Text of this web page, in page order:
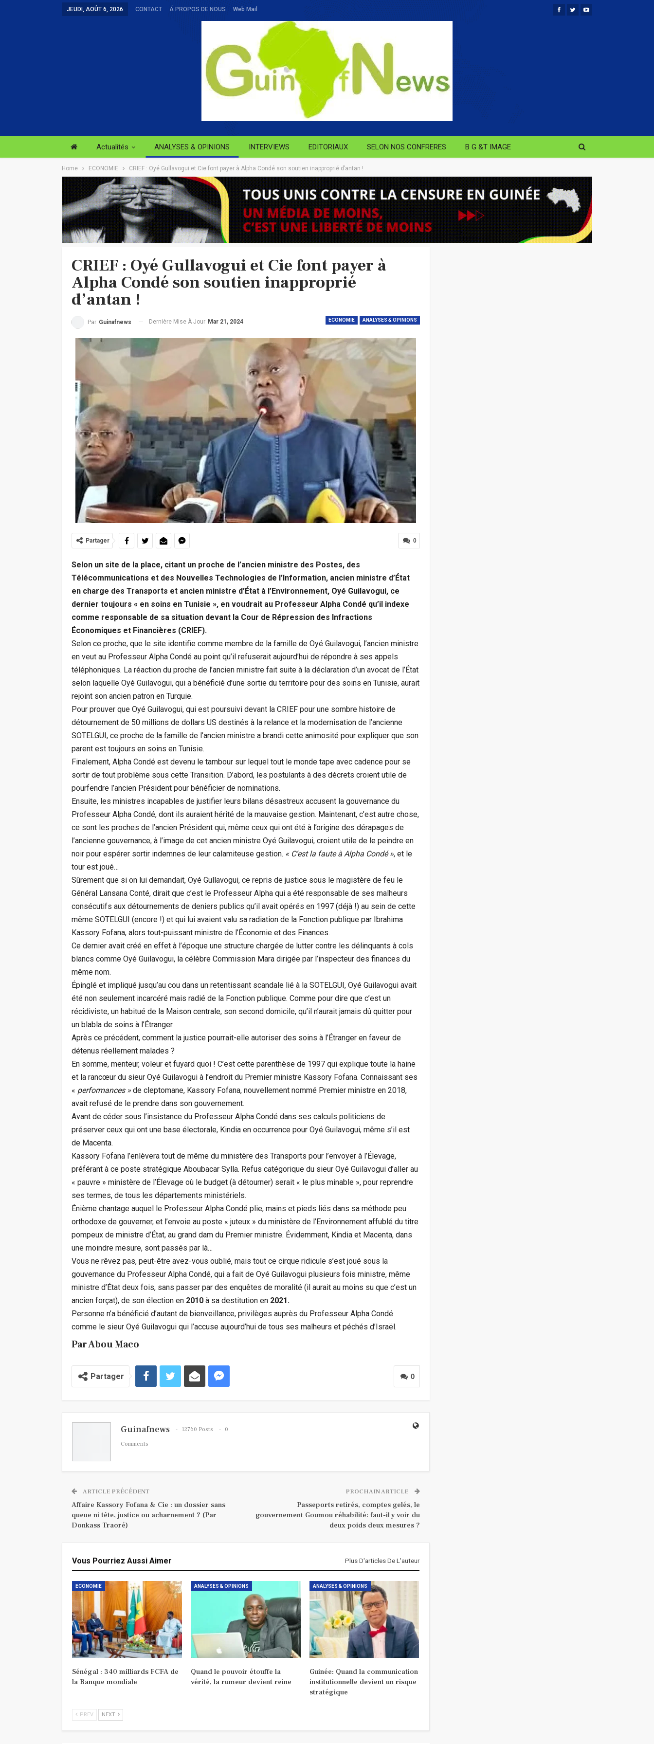
JEUDI, AOÛT 6, 2026 CONTACT Á PROPOS DE NOUS Web Mail
Actualités ANALYSES & OPINIONS INTERVIEWS EDITORIAUX SELON NOS CONFRERES B G &T IMAGE
Home ECONOMIE CRIEF : Oyé Gullavogui et Cie font payer à Alpha Condé son soutien inapproprié d’antan !
CRIEF : Oyé Gullavogui et Cie font payer à
Alpha Condé son soutien inapproprié
d’antan !
ECONOMIE ANALYSES & OPINIONS
Par Guinafnews Dernière Mise À Jour Mar 21, 2024
0
Partager
Selon un site de la place, citant un proche de l’ancien ministre des Postes, des
Télécommunications et des Nouvelles Technologies de l’Information, ancien ministre d’État
en charge des Transports et ancien ministre d’État à l’Environnement, Oyé Guilavogui, ce
dernier toujours « en soins en Tunisie », en voudrait au Professeur Alpha Condé qu’il indexe
comme responsable de sa situation devant la Cour de Répression des Infractions
Économiques et Financières (CRIEF).
Selon ce proche, que le site identifie comme membre de la famille de Oyé Guilavogui, l’ancien ministre
en veut au Professeur Alpha Condé au point qu’il refuserait aujourd’hui de répondre à ses appels
téléphoniques. La réaction du proche de l’ancien ministre fait suite à la déclaration d’un avocat de l’État
selon laquelle Oyé Guilavogui, qui a bénéficié d’une sortie du territoire pour des soins en Tunisie, aurait
rejoint son ancien patron en Turquie.
Pour prouver que Oyé Guilavogui, qui est poursuivi devant la CRIEF pour une sombre histoire de
détournement de 50 millions de dollars US destinés à la relance et la modernisation de l’ancienne
SOTELGUI, ce proche de la famille de l’ancien ministre a brandi cette animosité pour expliquer que son
parent est toujours en soins en Tunisie.
Finalement, Alpha Condé est devenu le tambour sur lequel tout le monde tape avec cadence pour se
sortir de tout problème sous cette Transition. D’abord, les postulants à des décrets croient utile de
pourfendre l’ancien Président pour bénéficier de nominations.
Ensuite, les ministres incapables de justifier leurs bilans désastreux accusent la gouvernance du
Professeur Alpha Condé, dont ils auraient hérité de la mauvaise gestion. Maintenant, c’est autre chose,
ce sont les proches de l’ancien Président qui, même ceux qui ont été à l’origine des dérapages de
l’ancienne gouvernance, à l’image de cet ancien ministre Oyé Guilavogui, croient utile de le peindre en
noir pour espérer sortir indemnes de leur calamiteuse gestion. « C’est la faute à Alpha Condé », et le
tour est joué…
Sûrement que si on lui demandait, Oyé Gullavogui, ce repris de justice sous le magistère de feu le
Général Lansana Conté, dirait que c’est le Professeur Alpha qui a été responsable de ses malheurs
consécutifs aux détournements de deniers publics qu’il avait opérés en 1997 (déjà !) au sein de cette
même SOTELGUI (encore !) et qui lui avaient valu sa radiation de la Fonction publique par Ibrahima
Kassory Fofana, alors tout-puissant ministre de l’Économie et des Finances.
Ce dernier avait créé en effet à l’époque une structure chargée de lutter contre les délinquants à cols
blancs comme Oyé Guilavogui, la célèbre Commission Mara dirigée par l’inspecteur des finances du
même nom.
Épinglé et impliqué jusqu’au cou dans un retentissant scandale lié à la SOTELGUI, Oyé Guilavogui avait
été non seulement incarcéré mais radié de la Fonction publique. Comme pour dire que c’est un
récidiviste, un habitué de la Maison centrale, son second domicile, qu’il n’aurait jamais dû quitter pour
un blabla de soins à l’Étranger.
Après ce précédent, comment la justice pourrait-elle autoriser des soins à l’Étranger en faveur de
détenus réellement malades ?
En somme, menteur, voleur et fuyard quoi ! C’est cette parenthèse de 1997 qui explique toute la haine
et la rancœur du sieur Oyé Guilavogui à l’endroit du Premier ministre Kassory Fofana. Connaissant ses
« performances » de cleptomane, Kassory Fofana, nouvellement nommé Premier ministre en 2018,
avait refusé de le prendre dans son gouvernement.
Avant de céder sous l’insistance du Professeur Alpha Condé dans ses calculs politiciens de
préserver ceux qui ont une base électorale, Kindia en occurrence pour Oyé Guilavogui, même s’il est
de Macenta.
Kassory Fofana l’enlèvera tout de même du ministère des Transports pour l’envoyer à l’Élevage,
préférant à ce poste stratégique Aboubacar Sylla. Refus catégorique du sieur Oyé Guilavogui d’aller au
« pauvre » ministère de l’Élevage où le budget (à détourner) serait « le plus minable », pour reprendre
ses termes, de tous les départements ministériels.
Énième chantage auquel le Professeur Alpha Condé plie, mains et pieds liés dans sa méthode peu
orthodoxe de gouverner, et l’envoie au poste « juteux » du ministère de l’Environnement affublé du titre
pompeux de ministre d’État, au grand dam du Premier ministre. Évidemment, Kindia et Macenta, dans
une moindre mesure, sont passés par là…
Vous ne rêvez pas, peut-être avez-vous oublié, mais tout ce cirque ridicule s’est joué sous la
gouvernance du Professeur Alpha Condé, qui a fait de Oyé Guilavogui plusieurs fois ministre, même
ministre d’État deux fois, sans passer par des enquêtes de moralité (il aurait au moins su que c’est un
ancien forçat), de son élection en 2010 à sa destitution en 2021.
Personne n’a bénéficié d’autant de bienveillance, privilèges auprès du Professeur Alpha Condé
comme le sieur Oyé Guilavogui qui l’accuse aujourd’hui de tous ses malheurs et péchés d’Israël.
Par Abou Maco
0
Partager
Guinafnews 12760 Posts
0
Comments
ARTICLE PRÉCÉDENT
Affaire Kassory Fofana & Cie : un dossier sans
queue ni tête, justice ou acharnement ? (Par
Donkass Traoré)
PROCHAIN ARTICLE
Passeports retirés, comptes gelés, le
gouvernement Goumou réhabilité: faut-il y voir du
deux poids deux mesures ?
Vous Pourriez Aussi Aimer Plus D'articles De L'auteur
ECONOMIE
Sénégal : 340 milliards FCFA de
la Banque mondiale
ANALYSES & OPINIONS
Quand le pouvoir étouffe la
vérité, la rumeur devient reine
ANALYSES & OPINIONS
Guinée: Quand la communication
institutionnelle devient un risque
stratégique
PREV NEXT